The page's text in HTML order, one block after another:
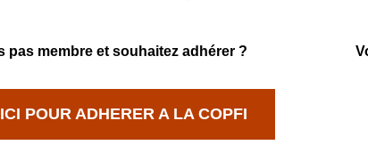
pas membre et souhaitez adhérer ?
POUR ADHERER A LA COPFI